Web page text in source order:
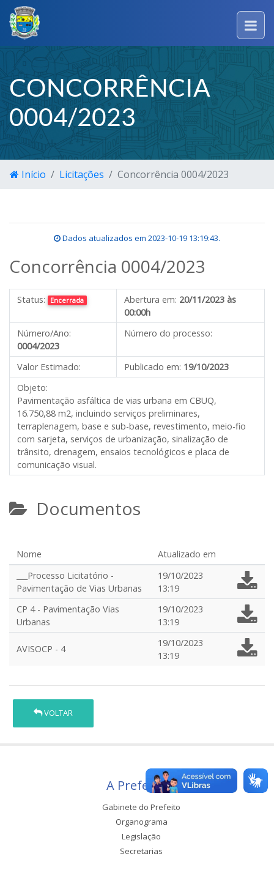
CONCORRÊNCIA
0004/2023
Início Licitações Concorrência 0004/2023
Dados atualizados em 2023-10-19 13:19:43.
Concorrência 0004/2023
Status: Encerrada Abertura em: 20/11/2023 às
00:00h
Número/Ano:
0004/2023
Número do processo:
Valor Estimado: Publicado em: 19/10/2023
Objeto:
Pavimentação asfáltica de vias urbana em CBUQ,
16.750,88 m2, incluindo serviços preliminares,
terraplenagem, base e sub-base, revestimento, meio-fio
com sarjeta, serviços de urbanização, sinalização de
trânsito, drenagem, ensaios tecnológicos e placa de
comunicação visual.
Documentos
Nome
Atualizado em
___Processo Licitatório -
Pavimentação de Vias Urbanas
19/10/2023
13:19
CP 4 - Pavimentação Vias
Urbanas
19/10/2023
13:19
AVISOCP - 4
19/10/2023
13:19
VOLTAR
A Prefeitura
Gabinete do Prefeito
Organograma
Legislação
Secretarias